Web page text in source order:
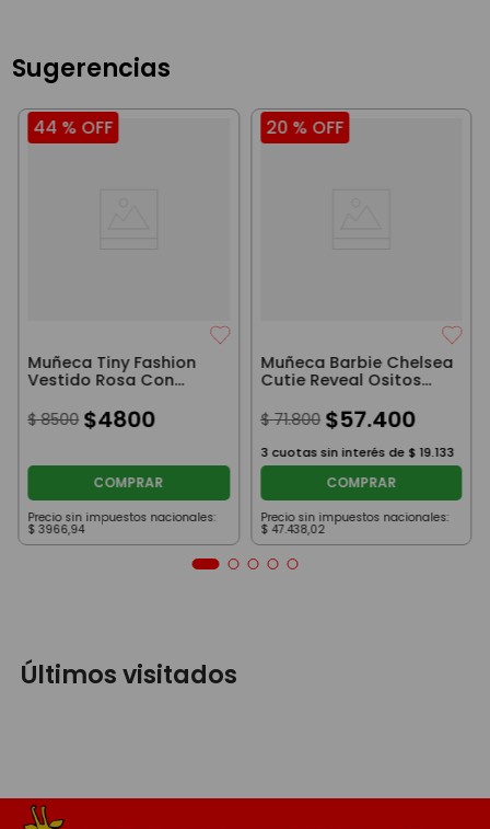
Sugerencias
44 % OFF
Muñeca Tiny Fashion
Vestido Rosa Con
$ 8500 $4800
COMPRAR
Precio sin impuestos nacionales:
$ 3966,94
20 % OFF
Muñeca Barbie Chelsea
Cutie Reveal Ositos
$ 71.800 $57.400
3 cuotas sin interés de $19.133
COMPRAR
Precio sin impuestos nacionales:
$ 47.438,02
Últimos visitados